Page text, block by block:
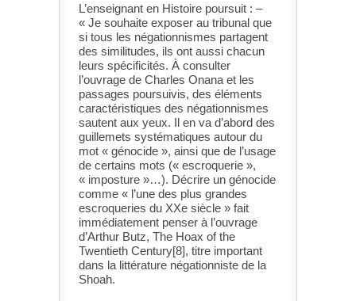
L’enseignant en Histoire poursuit : –
« Je souhaite exposer au tribunal que
si tous les négationnismes partagent
des similitudes, ils ont aussi chacun
leurs spécificités. À consulter
l’ouvrage de Charles Onana et les
passages poursuivis, des éléments
caractéristiques des négationnismes
sautent aux yeux. Il en va d’abord des
guillemets systématiques autour du
mot « génocide », ainsi que de l’usage
de certains mots (« escroquerie »,
« imposture »…). Décrire un génocide
comme « l’une des plus grandes
escroqueries du XXe siècle » fait
immédiatement penser à l’ouvrage
d’Arthur Butz, The Hoax of the
Twentieth Century[8], titre important
dans la littérature négationniste de la
Shoah.